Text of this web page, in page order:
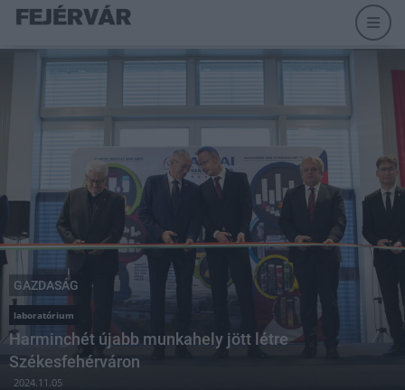
GAZDASÁG
laboratórium
Harminchét újabb munkahely jött létre
Székesfehérváron
2024.11.05